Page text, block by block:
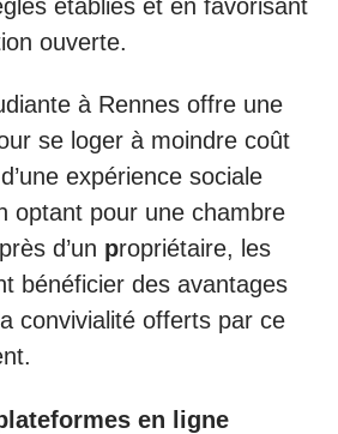
établies et en favorisant
ouverte.
à Rennes offre une
se loger à moindre coût
expérience sociale
optant pour une chambre
d’un propriétaire, les
bénéficier des avantages
convivialité offerts par ce
en ligne